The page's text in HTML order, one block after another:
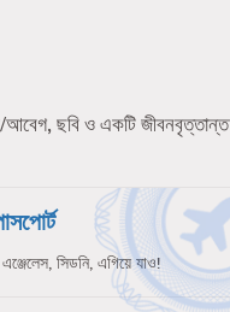
ছবি ও একটি জীবনবৃত্তান্ত
সিডনি, এগিয়ে যাও!